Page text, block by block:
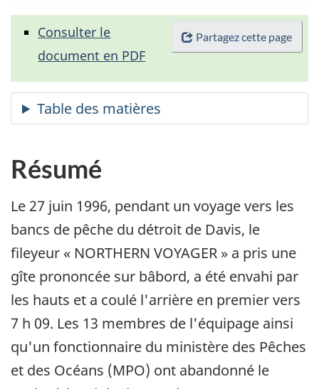
Partagez cette page
Consulter le
document en PDF
Résumé
Le 27 juin 1996, pendant un voyage vers les
bancs de pêche du détroit de Davis, le
fileyeur « NORTHERN VOYAGER » a pris une
gîte prononcée sur bâbord, a été envahi par
les hauts et a coulé l'arrière en premier vers
7 h 09. Les 13 membres de l'équipage ainsi
qu'un fonctionnaire du ministère des Pêches
et des Océans (MPO) ont abandonné le